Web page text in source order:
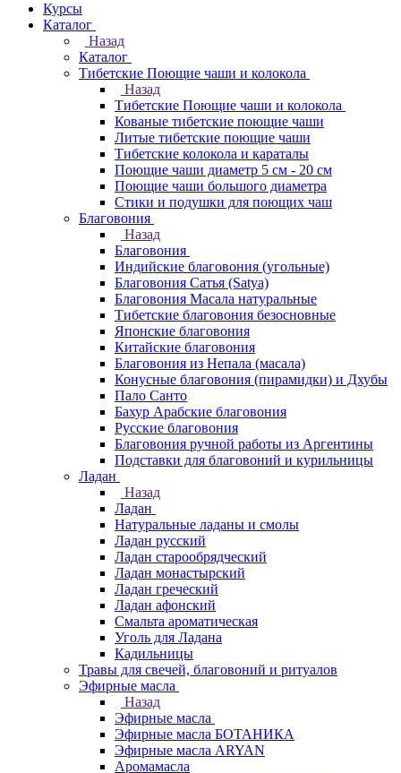
Курсы
Каталог
Назад
Каталог
Тибетские Поющие чаши и колокола
Назад
Тибетские Поющие чаши и колокола
Кованые тибетские поющие чаши
Литые тибетские поющие чаши
Тибетские колокола и караталы
Поющие чаши диаметр 5 см - 20 см
Поющие чаши большого диаметра
Стики и подушки для поющих чаш
Благовония
Назад
Благовония
Индийские благовония (угольные)
Благовония Сатья (Satya)
Благовония Масала натуральные
Тибетские благовония безосновные
Японские благовония
Китайские благовония
Благовония из Непала (масала)
Конусные благовония (пирамидки) и Дхубы
Пало Санто
Бахур Арабские благовония
Русские благовония
Благовония ручной работы из Аргентины
Подставки для благовоний и курильницы
Ладан
Назад
Ладан
Натуральные ладаны и смолы
Ладан русский
Ладан старообрядческий
Ладан монастырский
Ладан греческий
Ладан афонский
Смальта ароматическая
Уголь для Ладана
Кадильницы
Травы для свечей, благовоний и ритуалов
Эфирные масла
Назад
Эфирные масла
Эфирные масла БОТАНИКА
Эфирные масла ARYAN
Аромамасла